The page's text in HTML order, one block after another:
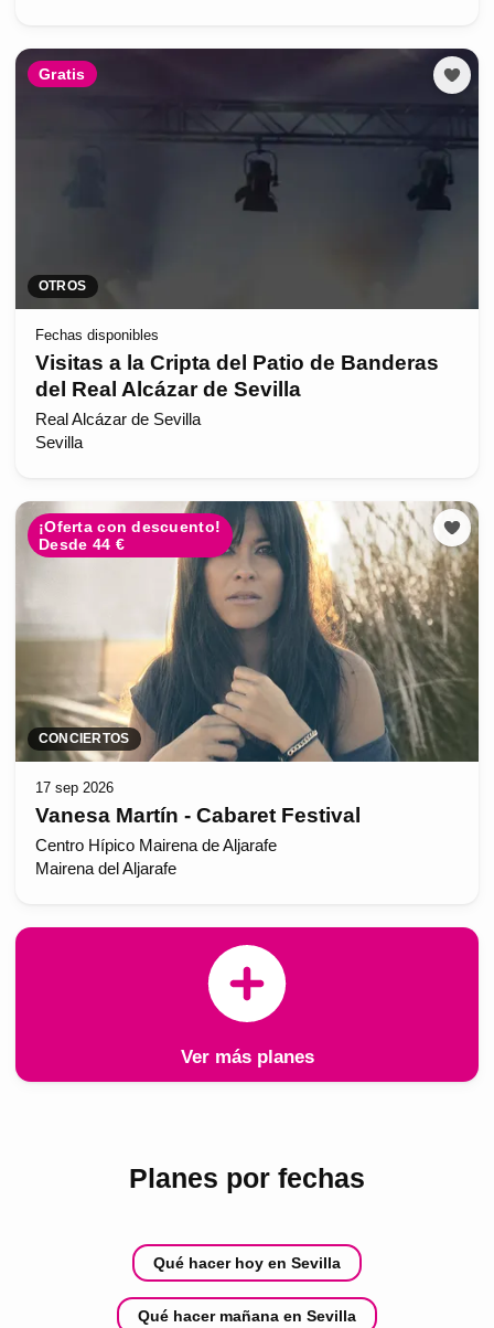
Gratis
OTROS
Fechas disponibles
Visitas a la Cripta del Patio de Banderas
del Real Alcázar de Sevilla
Real Alcázar de Sevilla
Sevilla
¡Oferta con descuento!
Desde 44 €
CONCIERTOS
17 sep 2026
Vanesa Martín - Cabaret Festival
Centro Hípico Mairena de Aljarafe
Mairena del Aljarafe
Ver más planes
Planes por fechas
Qué hacer hoy en Sevilla
Qué hacer mañana en Sevilla